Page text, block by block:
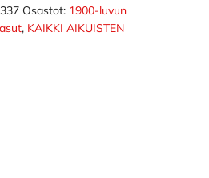
Osastot: 1900-luvun
, KAIKKI AIKUISTEN